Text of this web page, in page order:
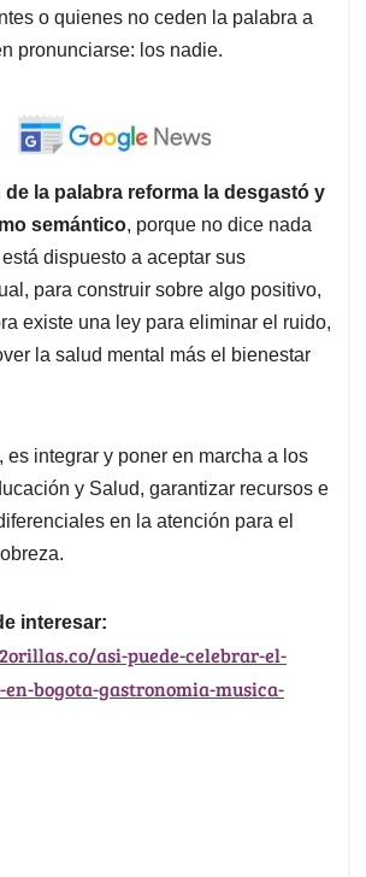
o quienes no ceden la palabra a
pronunciarse: los nadie.
la palabra reforma la desgastó y
semántico, porque no dice nada
dispuesto a aceptar sus
para construir sobre algo positivo,
existe una ley para eliminar el ruido,
la salud mental más el bienestar
es integrar y poner en marcha a los
y Salud, garantizar recursos e
en la atención para el
interesar:
asi-puede-celebrar-el-
bogota-gastronomia-musica-